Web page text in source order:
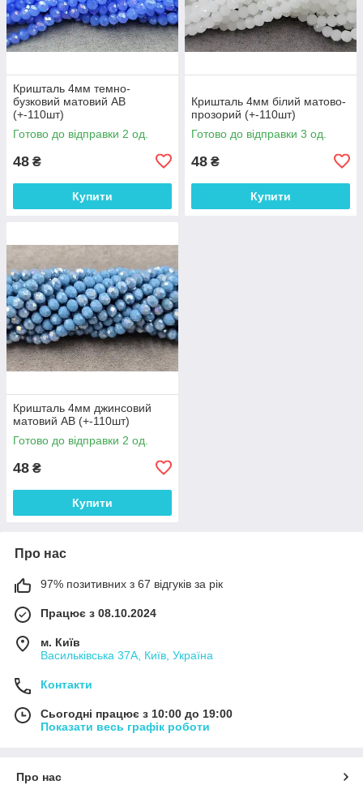
Кришталь 4мм темно-
бузковий матовий АВ
(+-110шт)
Готово до відправки 2 од.
48 ₴
Купити
Кришталь 4мм білий матово-
прозорий (+-110шт)
Готово до відправки 3 од.
48 ₴
Купити
Кришталь 4мм джинсовий
матовий АВ (+-110шт)
Готово до відправки 2 од.
48 ₴
Купити
Про нас
97% позитивних з 67 відгуків за рік
Працює з 08.10.2024
м. Київ
Васильківська 37А, Київ, Україна
Контакти
Сьогодні працює з 10:00 до 19:00
Показати весь графік роботи
Про нас